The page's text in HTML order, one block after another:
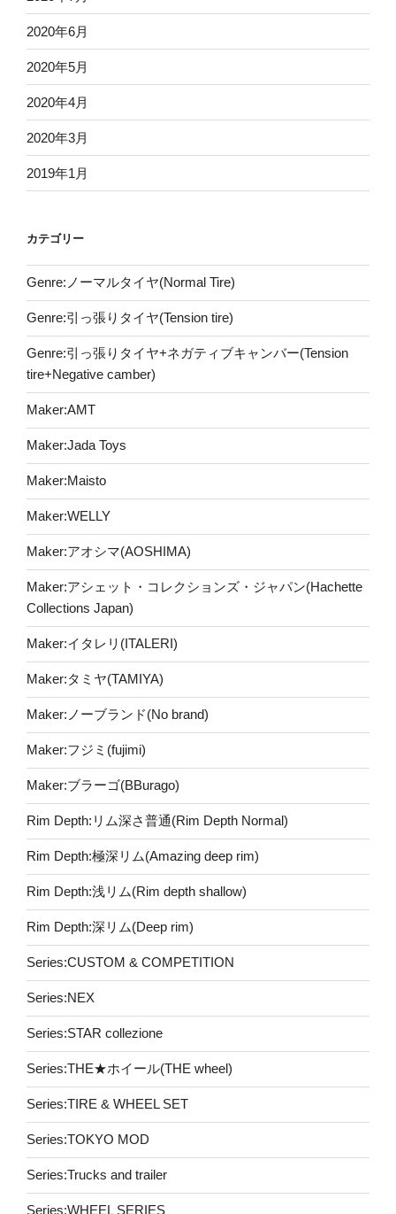
2020年6月
2020年5月
2020年4月
2020年3月
2019年1月
カテゴリー
Genre:ノーマルタイヤ(Normal Tire)
Genre:引っ張りタイヤ(Tension tire)
Genre:引っ張りタイヤ+ネガティブキャンバー(Tension
tire+Negative camber)
Maker:AMT
Maker:Jada Toys
Maker:Maisto
Maker:WELLY
Maker:アオシマ(AOSHIMA)
Maker:アシェット・コレクションズ・ジャパン(Hachette
Collections Japan)
Maker:イタレリ(ITALERI)
Maker:タミヤ(TAMIYA)
Maker:ノーブランド(No brand)
Maker:フジミ(fujimi)
Maker:ブラーゴ(BBurago)
Rim Depth:リム深さ普通(Rim Depth Normal)
Rim Depth:極深リム(Amazing deep rim)
Rim Depth:浅リム(Rim depth shallow)
Rim Depth:深リム(Deep rim)
Series:CUSTOM & COMPETITION
Series:NEX
Series:STAR collezione
Series:THE★ホイール(THE wheel)
Series:TIRE & WHEEL SET
Series:TOKYO MOD
Series:Trucks and trailer
Series:WHEEL SERIES